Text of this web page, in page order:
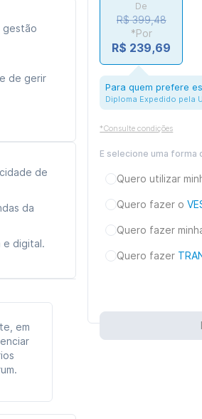
gestão
de gerir
de
da
e digital.
em
De
R$ 399,48
*Por
R$ 239,69
Para quem prefere
Diploma Expedido pela
*Consulte condições
E selecione uma forma
Quero utilizar
Quero fazer o
Quero fazer
Quero fazer